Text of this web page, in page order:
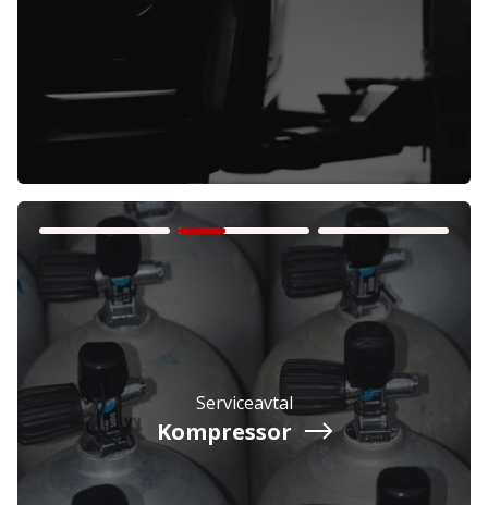
Företag Exkl. moms
Privatperson Inkl. moms
Serviceavtal
Kompressor